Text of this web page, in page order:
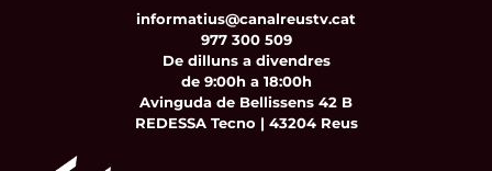
informatius@canalreustv.cat
977 300 509
De dilluns a divendres
de 9:00h a 18:00h
Avinguda de Bellissens 42 B
REDESSA Tecno | 43204 Reus